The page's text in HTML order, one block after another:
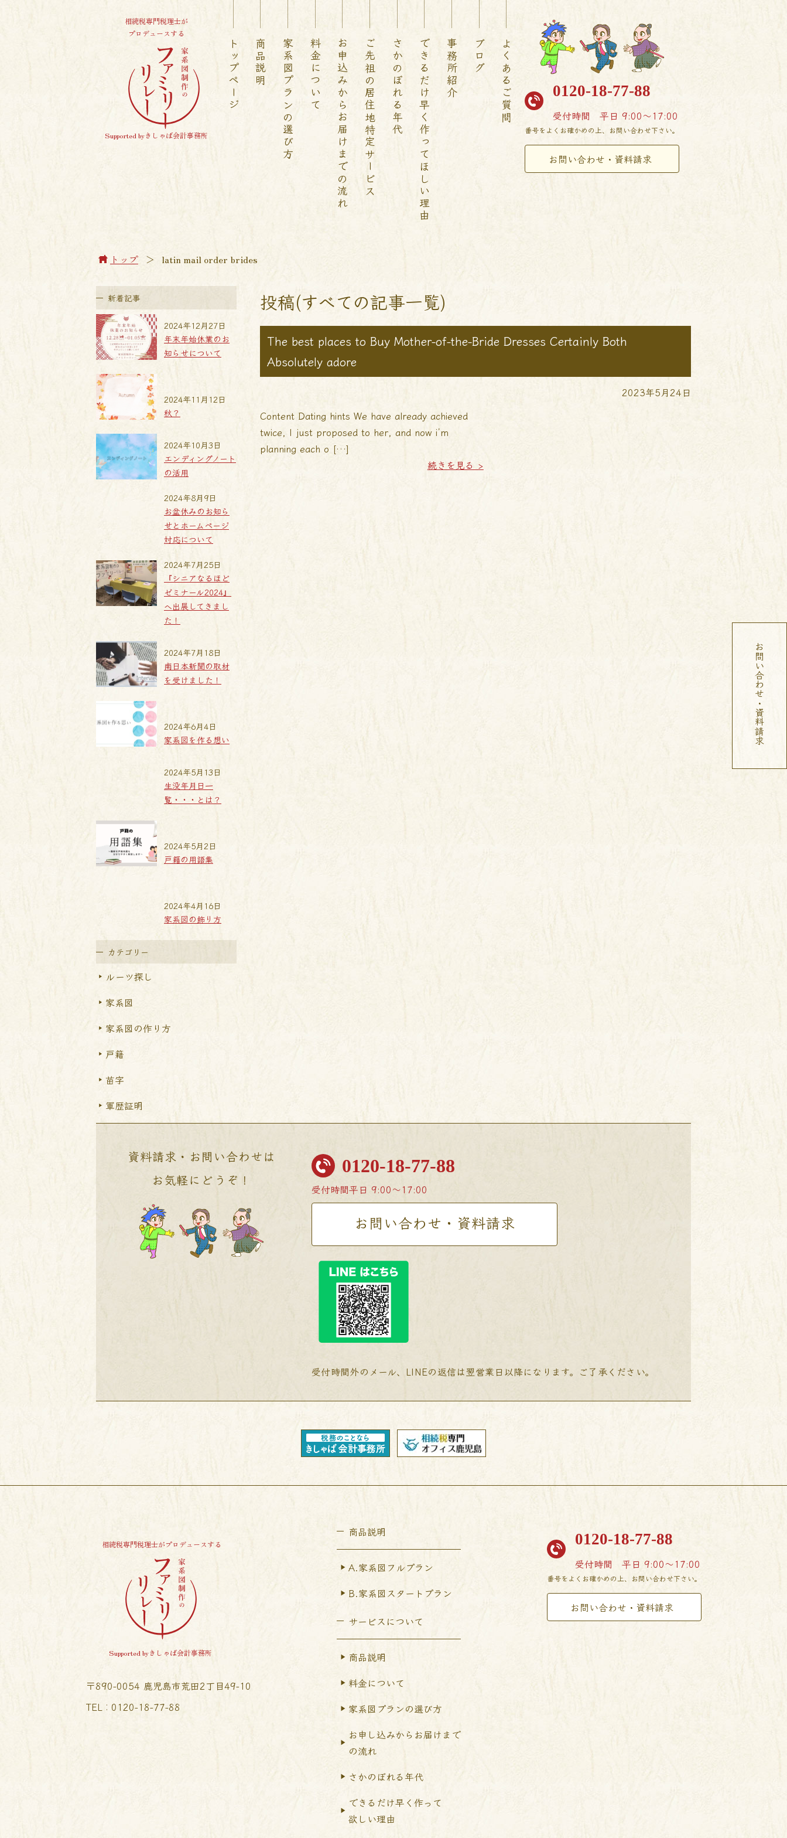
相続税専門税理士が
プロデュースする
Supported byきしゃば会計事務所
トップページ 商品説明 家系図プランの選び方 料金について お申込みからお届けまでの流れご先祖の居住地特定サービスさかのぼれる年代できるだけ早く作ってほしい理由 事務所紹介 ブログ よくあるご質問 0120-18-77-88
受付時間 平日 9:00〜17:00
番号をよくお確かめの上、お問い合わせ下さい。
お問い合わせ・資料請求
トップ ＞ latin mail order brides
新着記事
年末年始休業のお
知らせについて
2024年12月27日
秋？
2024年11月12日
エンディングノート
の活用
2024年10月3日
お盆休みのお知ら
せとホームページ
対応について
2024年8月9日
『シニアなるほど
ゼミナール2024』
へ出展してきまし
た！
2024年7月25日
南日本新聞の取材
を受けました！
2024年7月18日
家系図を作る想い
2024年6月4日
生没年月日一
覧・・・とは？
2024年5月13日
戸籍の用語集
2024年5月2日
家系図の飾り方
2024年4月16日
カテゴリー
ルーツ探し
家系図
家系図の作り方
戸籍
苗字
軍歴証明
投稿(すべての記事一覧)
The best places to Buy Mother-of-the-Bride Dresses Certainly Both
Absolutely adore
2023年5月24日
Content Dating hints We have already achieved
twice, I just proposed to her, and now i’m
planning each o […]
続きを見る >
資料請求・お問い合わせは
お気軽にどうぞ！
0120-18-77-88
受付時間平日 9:00〜17:00
お問い合わせ・資料請求
受付時間外のメール、LINEの返信は翌営業日以降になります。ご了承ください。
お問い合わせ・資料請求
相続税専門税理士がプロデュースする
Supported byきしゃば会計事務所
〒890-0054 鹿児島市荒田2丁目49-10
TEL︰0120-18-77-88
商品説明
A.家系図フルプラン
B.家系図スタートプラン
サービスについて
商品説明
料金について
家系図プランの選び方
お申し込みからお届けまで
の流れ
さかのぼれる年代
できるだけ早く作って
欲しい理由
0120-18-77-88
受付時間 平日 9:00〜17:00
番号をよくお確かめの上、お問い合わせ下さい。
お問い合わせ・資料請求